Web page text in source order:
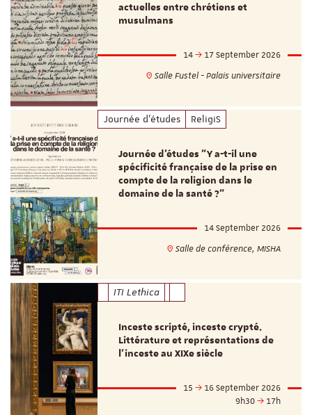
actuelles entre chrétiens et
musulmans
14
17 September 2026
Salle Fustel - Palais universitaire
Journée d'études ReligiS
Journée d’études "Y a-t-il une
spécificité française de la prise en
compte de la religion dans le
domaine de la santé ?"
14 September 2026
Salle de conférence, MISHA
ITI Lethica
Inceste scripté, inceste crypté.
Littérature et représentations de
l’inceste au XIXe siècle
15
16 September 2026
9h30
17h